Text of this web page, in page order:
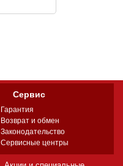
Сервис
Гарантия
Возврат и обмен
Законодательство
Сервисные центры